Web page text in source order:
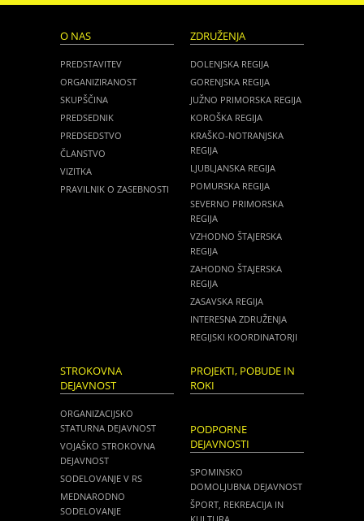
O NAS
PREDSTAVITEV
ORGANIZIRANOST
SKUPŠČINA
PREDSEDNIK
PREDSEDSTVO
ČLANSTVO
VIZITKA
PRAVILNIK O ZASEBNOSTI
ZDRUŽENJA
DOLENJSKA REGIJA
GORENJSKA REGIJA
JUŽNO PRIMORSKA REGIJA
KOROŠKA REGIJA
KRAŠKO-NOTRANJSKA
REGIJA
LJUBLJANSKA REGIJA
POMURSKA REGIJA
SEVERNO PRIMORSKA
REGIJA
VZHODNO ŠTAJERSKA
REGIJA
ZAHODNO ŠTAJERSKA
REGIJA
ZASAVSKA REGIJA
INTERESNA ZDRUŽENJA
REGIJSKI KOORDINATORJI
STROKOVNA
DEJAVNOST
ORGANIZACIJSKO
STATURNA DEJAVNOST
VOJAŠKO STROKOVNA
DEJAVNOST
SODELOVANJE V RS
MEDNARODNO
SODELOVANJE
PROJEKTI, POBUDE IN
ROKI
PODPORNE
DEJAVNOSTI
SPOMINSKO
DOMOLJUBNA DEJAVNOST
ŠPORT, REKREACIJA IN